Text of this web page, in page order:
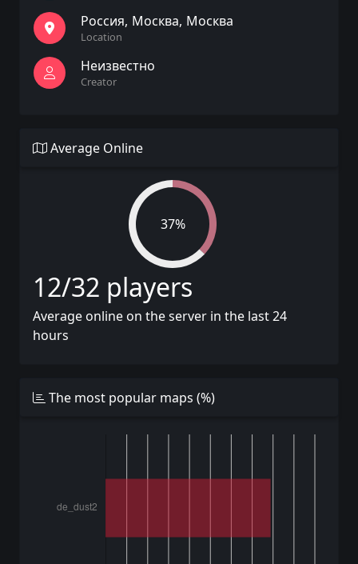
Россия Москва Москва
Location
Неизвестно
Creator
Average Online
37%
12/32 players
Average online on the server in the last 24
hours
The most popular maps (%)